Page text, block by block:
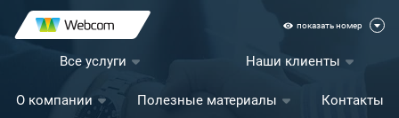
показать номер
Все услуги Наши клиенты
О компании Полезные материалы Контакты